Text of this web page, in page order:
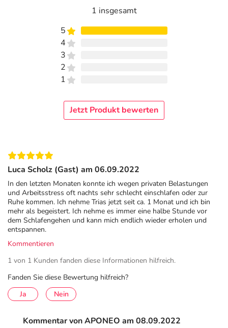
1 insgesamt
5
4
3
2
1
Jetzt Produkt bewerten
Luca Scholz (Gast) am 06.09.2022
In den letzten Monaten konnte ich wegen privaten Belastungen
und Arbeitsstress oft nachts sehr schlecht einschlafen oder zur
Ruhe kommen. Ich nehme Trias jetzt seit ca. 1 Monat und ich bin
mehr als begeistert. Ich nehme es immer eine halbe Stunde vor
dem Schlafengehen und kann mich endlich wieder erholen und
entspannen.
Kommentieren
1 von 1 Kunden fanden diese Informationen hilfreich.
Fanden Sie diese Bewertung hilfreich?
Ja
Nein
Kommentar von APONEO am 08.09.2022